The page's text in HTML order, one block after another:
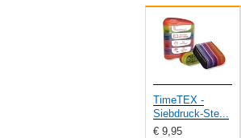
TimeTEX -
Siebdruck-Ste...
€ 9,95